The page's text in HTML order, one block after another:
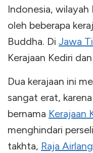
Indonesia, wilayah
oleh beberapa
Buddha. Di Jawa
Kerajaan Kediri
Dua kerajaan ini
sangat erat,
bernama Kerajaan
menghindari
takhta, Raja